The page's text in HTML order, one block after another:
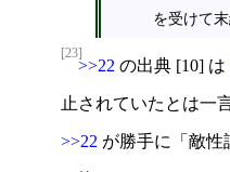
を受けて
[23]
>>22 の出典 [10] は
止されていたとは一
>>22 が勝手に「敵性